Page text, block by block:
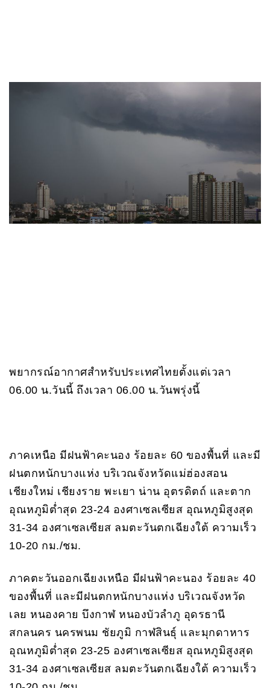
พยากรณ์อากาศสำหรับประเทศไทยตั้งแต่เวลา
06.00 น.วันนี้ ถึงเวลา 06.00 น.วันพรุ่งนี้
ภาคเหนือ มีฝนฟ้าคะนอง ร้อยละ 60 ของพื้นที่ และมี
ฝนตกหนักบางแห่ง บริเวณจังหวัดแม่ฮ่องสอน
เชียงใหม่ เชียงราย พะเยา น่าน อุตรดิตถ์ และตาก
อุณหภูมิต่ำสุด 23-24 องศาเซลเซียส อุณหภูมิสูงสุด
31-34 องศาเซลเซียส ลมตะวันตกเฉียงใต้ ความเร็ว
10-20 กม./ชม.
ภาคตะวันออกเฉียงเหนือ มีฝนฟ้าคะนอง ร้อยละ 40
ของพื้นที่ และมีฝนตกหนักบางแห่ง บริเวณจังหวัด
เลย หนองคาย บึงกาฬ หนองบัวลำภู อุดรธานี
สกลนคร นครพนม ชัยภูมิ กาฬสินธุ์ และมุกดาหาร
อุณหภูมิต่ำสุด 23-25 องศาเซลเซียส อุณหภูมิสูงสุด
31-34 องศาเซลเซียส ลมตะวันตกเฉียงใต้ ความเร็ว